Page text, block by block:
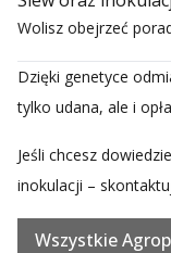
Wolisz obejrzeć
Dzięki genetyce
tylko udana, ale i
Jeśli chcesz
inokulacji –
Wszystkie